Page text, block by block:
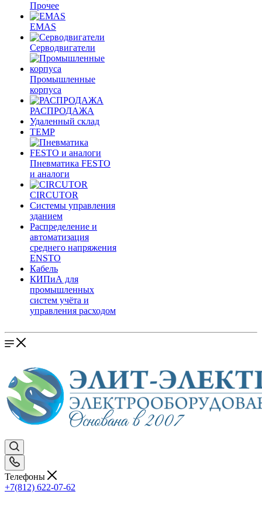
Прочее
EMAS
Cерводвигатели
Промышленные
корпуса
РАСПРОДАЖА
Удаленный склад
TEMP
Пневматика FESTO
и аналоги
CIRCUTOR
Системы управления
зданием
Распределение и
автоматизация
среднего напряжения
ENSTO
Кабель
КИПиА для
промышленных
систем учёта и
управления расходом
Телефоны
+7(812) 622-07-62